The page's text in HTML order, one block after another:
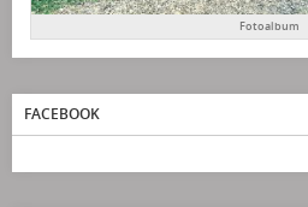
Fotoalbum
FACEBOOK